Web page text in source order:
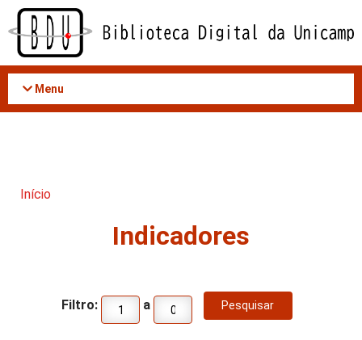
Acessar
conteúdo
Menu
Início
Indicadores
Filtro: a